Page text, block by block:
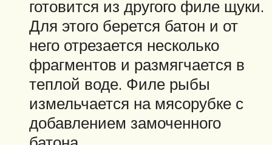
готовится из другого филе щуки.
Для этого берется батон и от
него отрезается несколько
фрагментов и размягчается в
теплой воде. Филе рыбы
измельчается на мясорубке с
добавлением замоченного